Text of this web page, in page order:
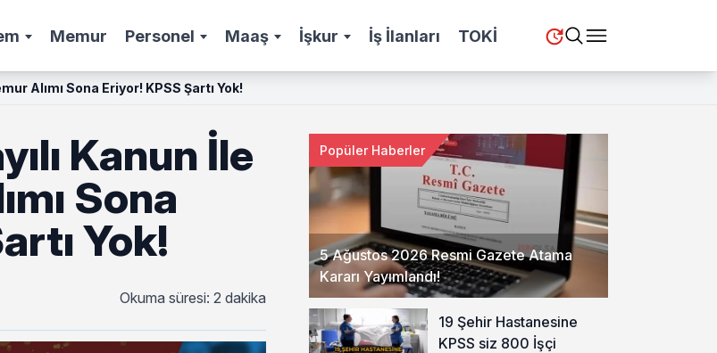
Memur Personel Maaş İşkur İş İlanları TOKİ
Alımı Sona Eriyor! KPSS Şartı Yok!
Kanun İle
Sona
Yok!
Okuma süresi: 2 dakika
5 Ağustos 2026 Resmi Gazete Atama
Kararı Yayımlandı!
Popüler Haberler
19 Şehir Hastanesine
KPSS siz 800 İşçi